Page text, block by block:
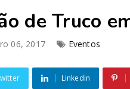
de Truco
06, 2017 Eventos
Linkedin